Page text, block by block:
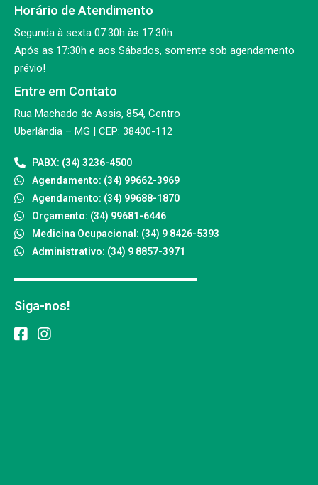
Horário de Atendimento
Segunda à sexta 07:30h às 17:30h.
Após as 17:30h e aos Sábados, somente sob agendamento
prévio!
Entre em Contato
Rua Machado de Assis, 854, Centro
Uberlândia – MG | CEP: 38400-112
PABX: (34) 3236-4500
Agendamento: (34) 99662-3969
Agendamento: (34) 99688-1870
Orçamento: (34) 99681-6446
Medicina Ocupacional: (34) 9 8426-5393
Administrativo: (34) 9 8857-3971
Siga-nos!